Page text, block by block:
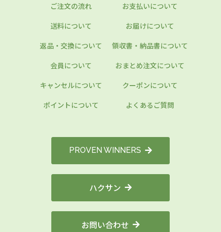
ご注文の流れ
お支払いについて
送料について
お届けについて
返品・交換について
領収書・納品書について
会員について
おまとめ注文について
キャンセルについて
クーポンについて
ポイントについて
よくあるご質問
PROVEN WINNERS
ハクサン
お問い合わせ